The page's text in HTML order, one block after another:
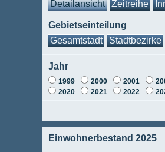
Detailansicht
Zeitreihe
Gebietseinteilung
Gesamtstadt
Stadtbezirke
Jahr
1999 2000 2001
2020
2021 2022
Einwohnerbestand 2025